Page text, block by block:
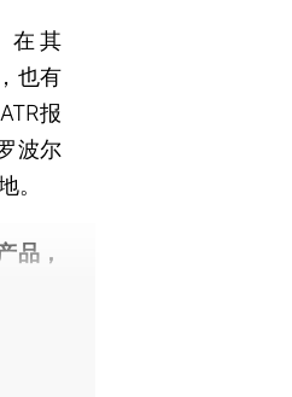
在其
也有
报
波尔
。
品，